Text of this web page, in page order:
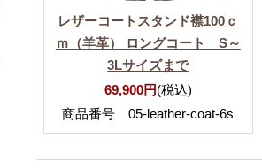
レザーコートスタンド襟100ｃ
ｍ（羊革） ロングコート S～
3Lサイズまで
69,900円(税込)
商品番号 05-leather-coat-6s